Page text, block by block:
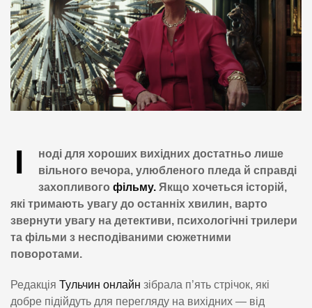
І
ноді для хороших вихідних достатньо лише
вільного вечора, улюбленого пледа й справді
захопливого фільму. Якщо хочеться історій,
які тримають увагу до останніх хвилин, варто
звернути увагу на детективи, психологічні трилери
та фільми з несподіваними сюжетними
поворотами.
Редакція Тульчин онлайн зібрала п’ять стрічок, які
добре підійдуть для перегляду на вихідних — від